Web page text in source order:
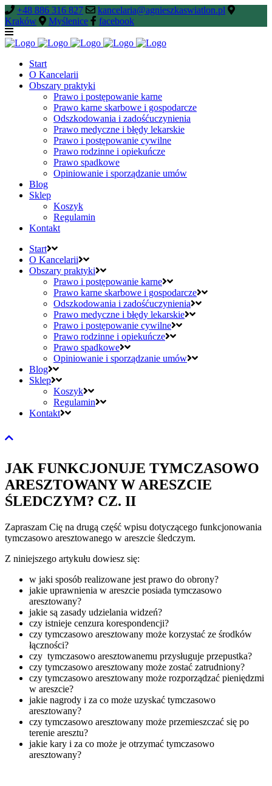
+48 886 316 827
kancelaria@agnieszkaswiatlon.pl
Kraków
Myślenice facebook
Start
O Kancelarii
Obszary praktyki
Prawo i postępowanie karne
Prawo karne skarbowe i gospodarcze
Odszkodowania i zadośćuczynienia
Prawo medyczne i błędy lekarskie
Prawo i postępowanie cywilne
Prawo rodzinne i opiekuńcze
Prawo spadkowe
Opiniowanie i sporządzanie umów
Blog
Sklep
Koszyk
Regulamin
Kontakt
Start
O Kancelarii
Obszary praktyki
Prawo i postępowanie karne
Prawo karne skarbowe i gospodarcze
Odszkodowania i zadośćuczynienia
Prawo medyczne i błędy lekarskie
Prawo i postępowanie cywilne
Prawo rodzinne i opiekuńcze
Prawo spadkowe
Opiniowanie i sporządzanie umów
Blog
Sklep
Koszyk
Regulamin
Kontakt
JAK FUNKCJONUJE TYMCZASOWO
ARESZTOWANY W ARESZCIE
ŚLEDCZYM? CZ. II
Zapraszam Cię na drugą część wpisu dotyczącego funkcjonowania
tymczasowo aresztowanego w areszcie śledczym.
Z niniejszego artykułu dowiesz się:
w jaki sposób realizowane jest prawo do obrony?
jakie uprawnienia w areszcie posiada tymczasowo
aresztowany?
jakie są zasady udzielania widzeń?
czy istnieje cenzura korespondencji?
czy tymczasowo aresztowany może korzystać ze środków
łączności?
czy tymczasowo aresztowanemu przysługuje przepustka?
czy tymczasowo aresztowany może zostać zatrudniony?
czy tymczasowo aresztowany może rozporządzać pieniędzmi
w areszcie?
jakie nagrody i za co może uzyskać tymczasowo
aresztowany?
czy tymczasowo aresztowany może przemieszczać się po
terenie aresztu?
jakie kary i za co może je otrzymać tymczasowo
aresztowany?